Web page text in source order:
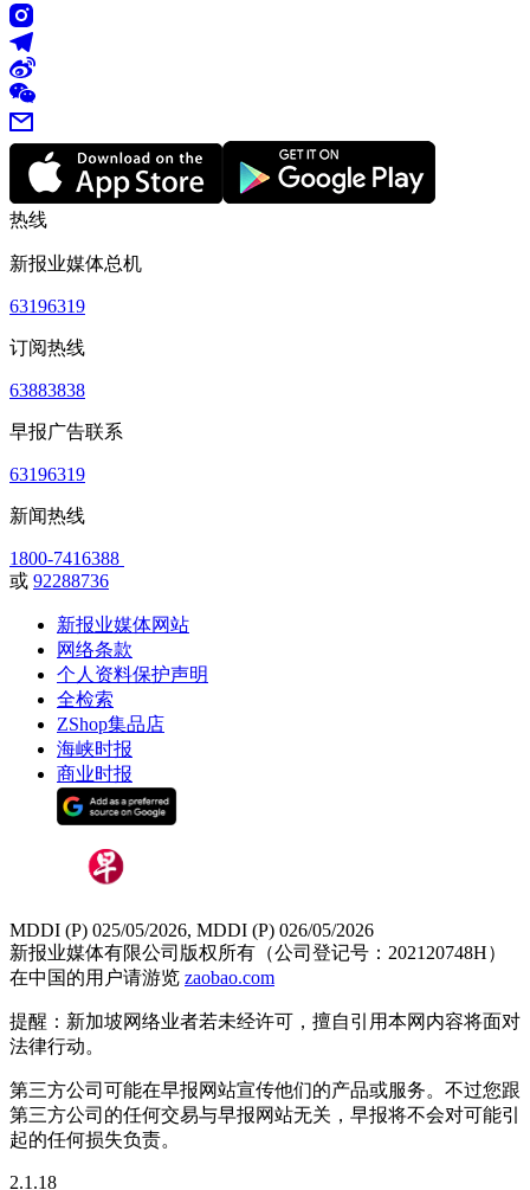
热线
新报业媒体总机
63196319
订阅热线
63883838
早报广告联系
63196319
新闻热线
1800-7416388
或 92288736
新报业媒体网站
网络条款
个人资料保护声明
全检索
ZShop集品店
海峡时报
商业时报
MDDI (P) 025/05/2026, MDDI (P) 026/05/2026
新报业媒体有限公司版权所有（公司登记号：202120748H）
在中国的用户请游览 zaobao.com
提醒：新加坡网络业者若未经许可，擅自引用本网内容将面对
法律行动。
第三方公司可能在早报网站宣传他们的产品或服务。不过您跟
第三方公司的任何交易与早报网站无关，早报将不会对可能引
起的任何损失负责。
2.1.18